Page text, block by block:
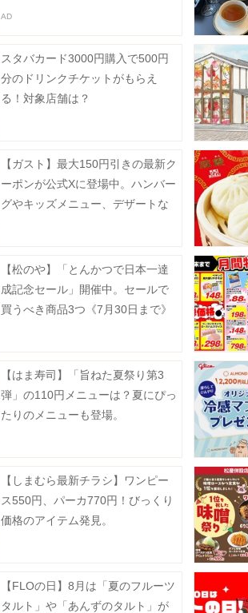
スタバカード3000円購入で500円
分のドリンクチケットがもらえ
る！対象店舗は？
【ガスト】最大150円引きの最新ク
ーポンが公式Xに登場中。ハンバー
グやキッズメニュー、デザートな
【松のや】「とんかつで日本一達
成記念セール」開催中。セールで
買うべき商品3つ《7月30日まで》
【はま寿司】「旨ねた夏祭り第3
弾」の110円メニューは？夏にぴっ
たりのメニューも登場。
【しまむら最新チラシ】ワンピー
ス550円、パーカ770円！びっくり
価格のアイテム発見。
【FLOの日】8月は「夏のフルーツ
タルト」や「あんずのタルト」が